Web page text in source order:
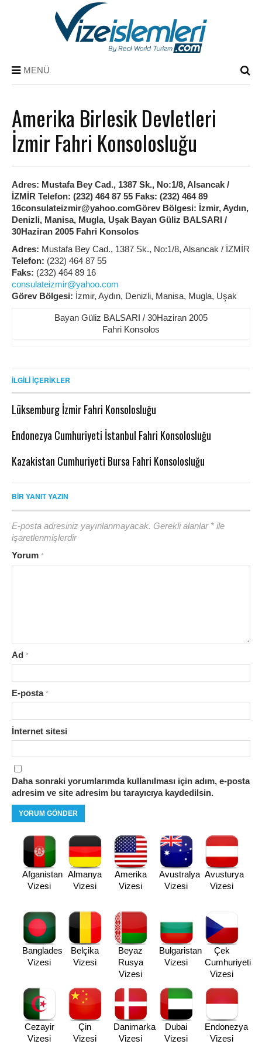
MENÜ
Amerika Birlesik Devletleri
İzmir Fahri Konsolosluğu
Adres: Mustafa Bey Cad., 1387 Sk., No:1/8, Alsancak /
İZMİR Telefon: (232) 464 87 55 Faks: (232) 464 89
16consulateizmir@yahoo.comGörev Bölgesi: İzmir, Aydın,
Denizli, Manisa, Mugla, Uşak Bayan Güliz BALSARI /
30Haziran 2005 Fahri Konsolos
Adres: Mustafa Bey Cad., 1387 Sk., No:1/8, Alsancak / İZMİR
Telefon: (232) 464 87 55
Faks: (232) 464 89 16
consulateizmir@yahoo.com
Görev Bölgesi: İzmir, Aydın, Denizli, Manisa, Mugla, Uşak
Bayan Güliz BALSARI / 30Haziran 2005
Fahri Konsolos
İLGILI İÇERIKLER
Lüksemburg İzmir Fahri Konsolosluğu
Endonezya Cumhuriyeti İstanbul Fahri Konsolosluğu
Kazakistan Cumhuriyeti Bursa Fahri Konsolosluğu
BIR YANIT YAZIN
E-posta adresiniz yayınlanmayacak. Gerekli alanlar * ile
işaretlenmişlerdir
Yorum *
Ad *
E-posta *
İnternet sitesi
Daha sonraki yorumlarımda kullanılması için adım, e-posta
adresim ve site adresim bu tarayıcıya kaydedilsin.
Afganistan
Vizesi
Almanya
Vizesi
Amerika
Vizesi
Avustralya
Vizesi
Avusturya
Vizesi
Banglades
Vizesi
Belçika
Vizesi
Beyaz
Rusya
Vizesi
Bulgaristan
Vizesi
Çek
Cumhuriyeti
Vizesi
Cezayir
Vizesi
Çin
Vizesi
Danimarka
Vizesi
Dubai
Vizesi
Endonezya
Vizesi